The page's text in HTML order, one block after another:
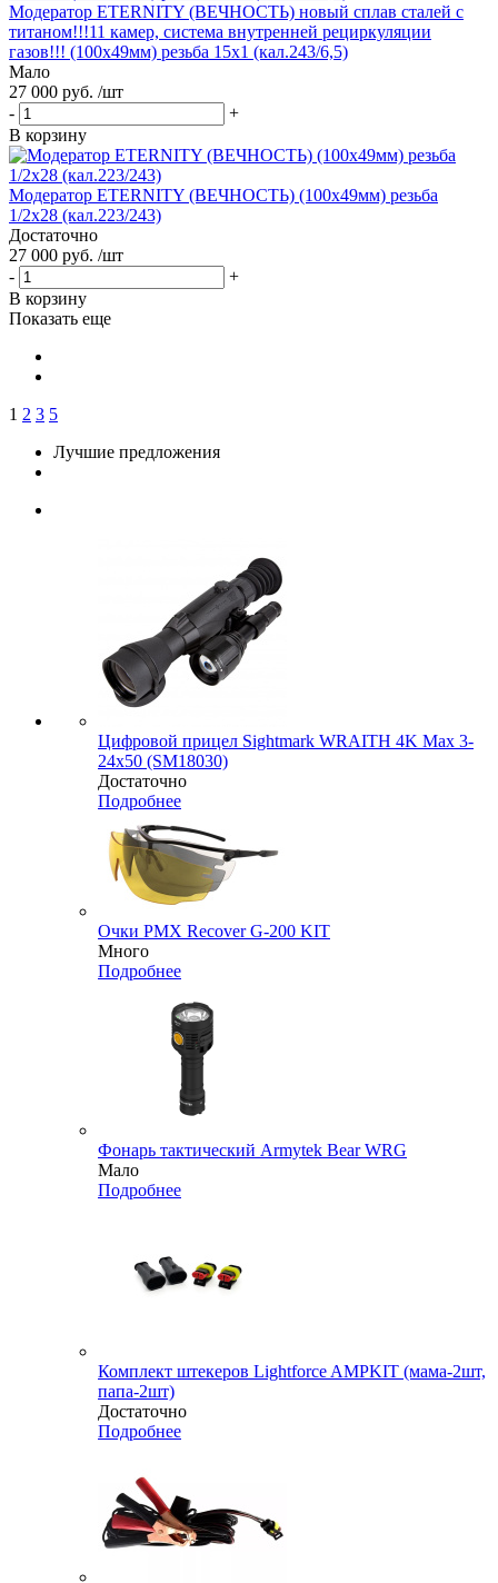
Модератор ETERNITY (ВЕЧНОСТЬ) новый сплав сталей с
титаном!!!11 камер, система внутренней рециркуляции
газов!!! (100х49мм) резьба 15х1 (кал.243/6,5)
Мало
27 000 руб. /шт
-
+
В корзину
Модератор ETERNITY (ВЕЧНОСТЬ) (100х49мм) резьба
1/2x28 (кал.223/243)
Достаточно
27 000 руб. /шт
-
+
В корзину
Показать еще
1 2 3 5
Лучшие предложения
Цифровой прицел Sightmark WRAITH 4K Max 3-
24x50 (SM18030)
Достаточно
Подробнее
Очки PMX Recover G-200 KIT
Много
Подробнее
Фонарь тактический Armytek Bear WRG
Мало
Подробнее
Комплект штекеров Lightforce AMPKIT (мама-2шт,
папа-2шт)
Достаточно
Подробнее